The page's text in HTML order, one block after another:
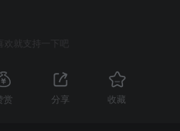
喜欢就支持一下吧
赏 分享 收藏